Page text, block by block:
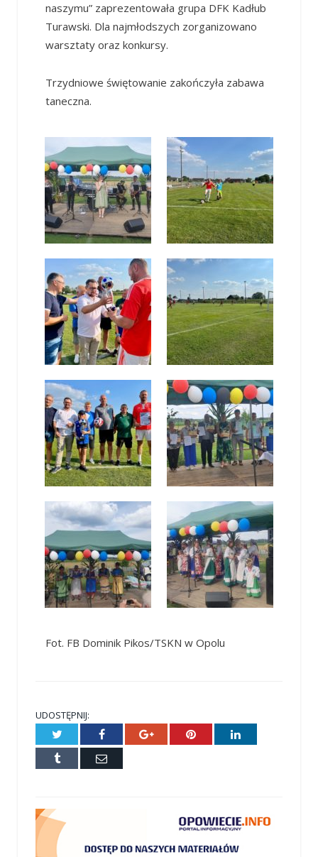
naszymu” zaprezentowała grupa DFK Kadłub
Turawski. Dla najmłodszych zorganizowano
warsztaty oraz konkursy.
Trzydniowe świętowanie zakończyła zabawa
taneczna.
Fot. FB Dominik Pikos/TSKN w Opolu
UDOSTĘPNIJ:
Twitter Facebook Google+ Pinterest LinkedIn
Tumblr
E-